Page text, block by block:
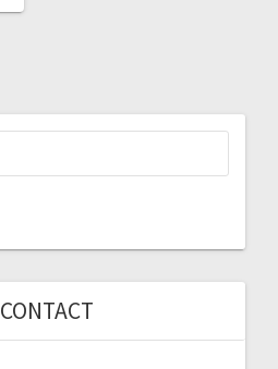
CONTACT